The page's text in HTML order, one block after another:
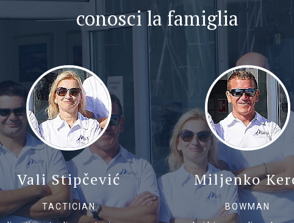
conosci la famiglia
Vali Stipčević
TACTICIAN
Miljenko
BOWMAN